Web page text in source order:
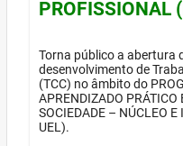
PROFISSIONAL
Torna público a abertura
desenvolvimento de
(TCC) no âmbito do
APRENDIZADO PRÁTICO
SOCIEDADE – NÚCLEO
UEL).